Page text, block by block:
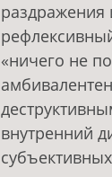
раздражения
«ничего не
внутренний